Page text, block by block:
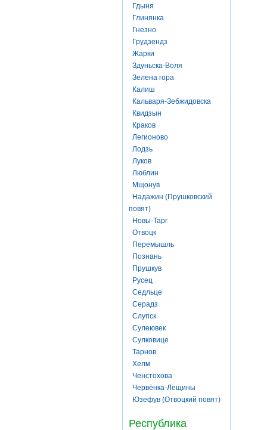
Гдыня
Глинянка
Гнезно
Грудзендз
Жарки
Здуньска-Воля
Зелена гора
Калиш
Кальваря-Зебжидовска
Квидзын
Краков
Легионово
Лодзь
Луков
Люблин
Мщонув
Надажин (Прушковский
повят)
Новы-Тарг
Отвоцк
Перемышль
Познань
Прушкув
Русец
Седльце
Серадз
Слупск
Сулеювек
Сулковице
Тарнов
Хелм
Ченстохова
Червёнка-Лещины
Юзефув (Отвоцкий повят)
Республика